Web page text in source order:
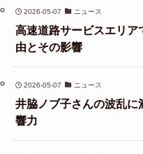
2026-05-07 ニュース
高速道路サービスエリア
由とその影響
2026-05-07 ニュース
井脇ノブ子さんの波乱に
響力